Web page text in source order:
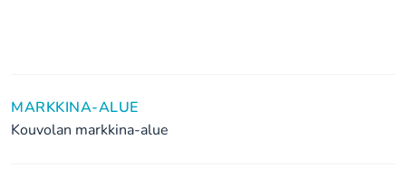
MARKKINA-ALUE
Kouvolan markkina-alue